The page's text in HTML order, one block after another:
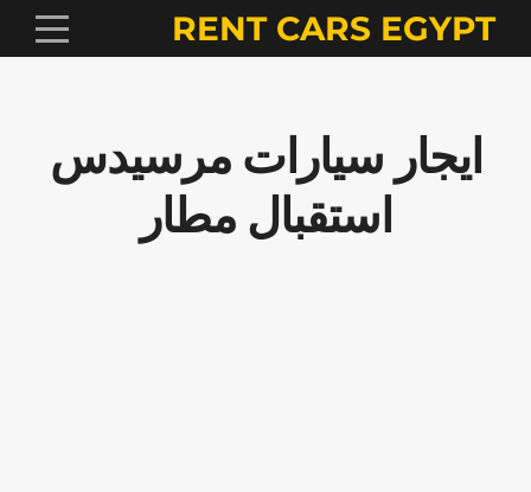
RENT CARS EGYPT
ايجار سيارات مرسيدس
استقبال مطار